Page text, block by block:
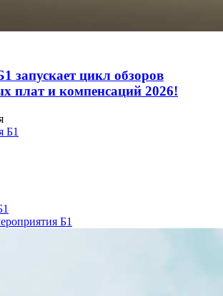
запускает цикл обзоров
плат и компенсаций 2026!
Б1
Б1